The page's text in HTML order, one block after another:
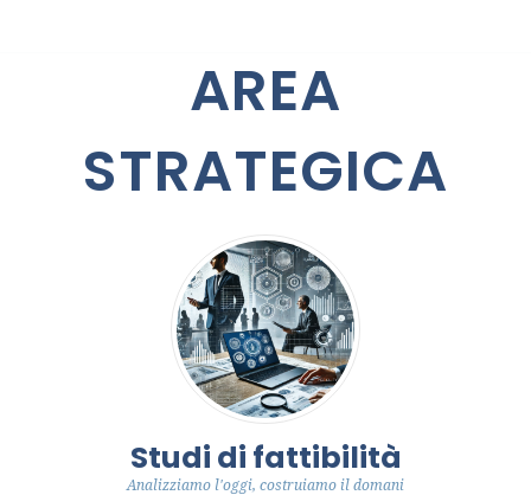
AREA
STRATEGICA
Studi di fattibilità
Analizziamo l'oggi, costruiamo il domani